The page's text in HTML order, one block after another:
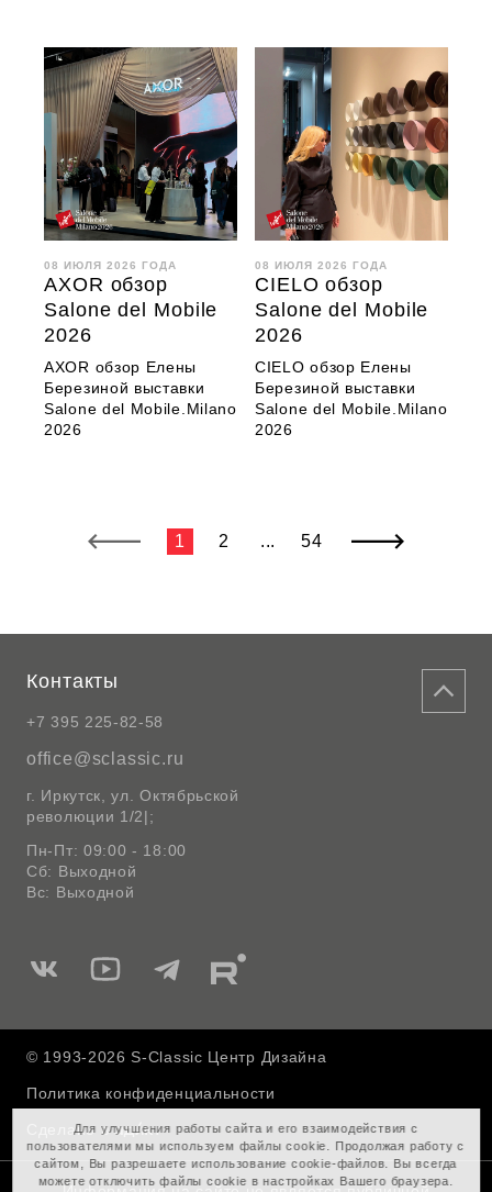
08 ИЮЛЯ 2026 ГОДА
AXOR обзор
Salone del Mobile
2026
AXOR обзор Елены
Березиной выставки
Salone del Mobile.Milano
2026
08 ИЮЛЯ 2026 ГОДА
CIELO обзор
Salone del Mobile
2026
CIELO обзор Елены
Березиной выставки
Salone del Mobile.Milano
2026
1 2 ... 54
Контакты
+7 395 225-82-58
office@sclassic.ru
г. Иркутск, ул. Октябрьской
революции 1/2|;
Пн-Пт: 09:00 - 18:00
Сб: Выходной
Вс: Выходной
Мы
Вконтакте
Мы
Ютуб
Мы
Telegram
Мы
Rutube
© 1993-2026 S-Classic Центр Дизайна
Политика конфиденциальности
Сделано вДля улучшения работы сайта и его взаимодействия с
пользователями мы используем файлы cookie. Продолжая работу с
сайтом, Вы разрешаете использование cookie-файлов. Вы всегда
можете отключить файлы cookie в настройках Вашего браузера.